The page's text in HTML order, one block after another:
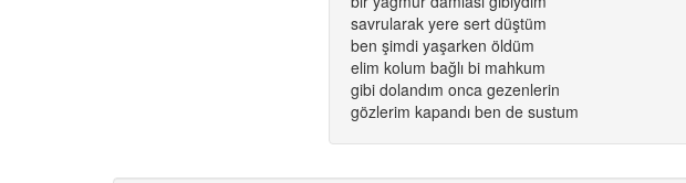
savrularak yere sert düştüm
ben şimdi yaşarken öldüm
elim kolum bağlı bi mahkum
gibi dolandım onca gezenlerin
gözlerim kapandı ben de sustum